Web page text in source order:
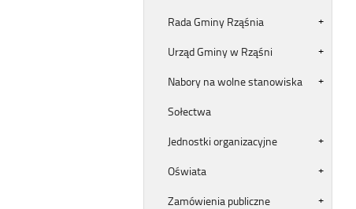
Rada Gminy Rząśnia
Urząd Gminy w Rząśni
Nabory na wolne stanowiska
Sołectwa
Jednostki organizacyjne
Oświata
Zamówienia publiczne